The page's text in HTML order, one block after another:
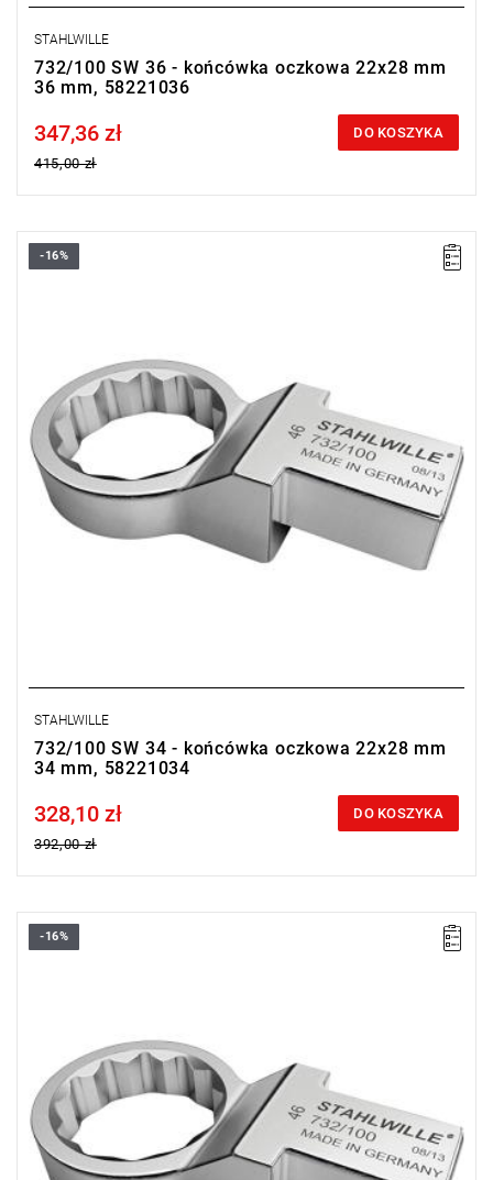
STAHLWILLE
732/100 SW 36 - końcówka oczkowa 22x28 mm
36 mm, 58221036
Price tax included
347,36 zł
415,00 zł
DO KOSZYKA
-16%
STAHLWILLE
732/100 SW 34 - końcówka oczkowa 22x28 mm
34 mm, 58221034
Price tax included
328,10 zł
392,00 zł
DO KOSZYKA
-16%